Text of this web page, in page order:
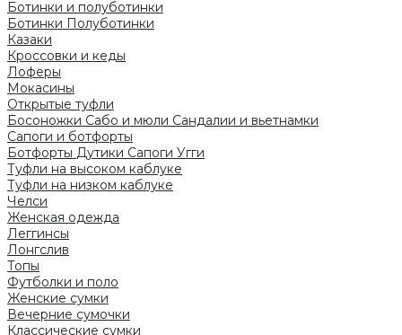
Ботинки и полуботинки
Ботинки Полуботинки
Казаки
Кроссовки и кеды
Лоферы
Мокасины
Открытые туфли
Босоножки Сабо и мюли Сандалии и вьетнамки
Сапоги и ботфорты
Ботфорты Дутики Сапоги Угги
Туфли на высоком каблуке
Туфли на низком каблуке
Челси
Женская одежда
Леггинсы
Лонгслив
Топы
Футболки и поло
Женские сумки
Вечерние сумочки
Классические сумки